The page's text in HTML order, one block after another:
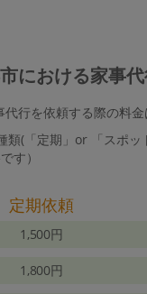
における家事
行を依頼する際の料金
類(「定期」or 「スポ
す）
定期依頼
1,500円
1,800円